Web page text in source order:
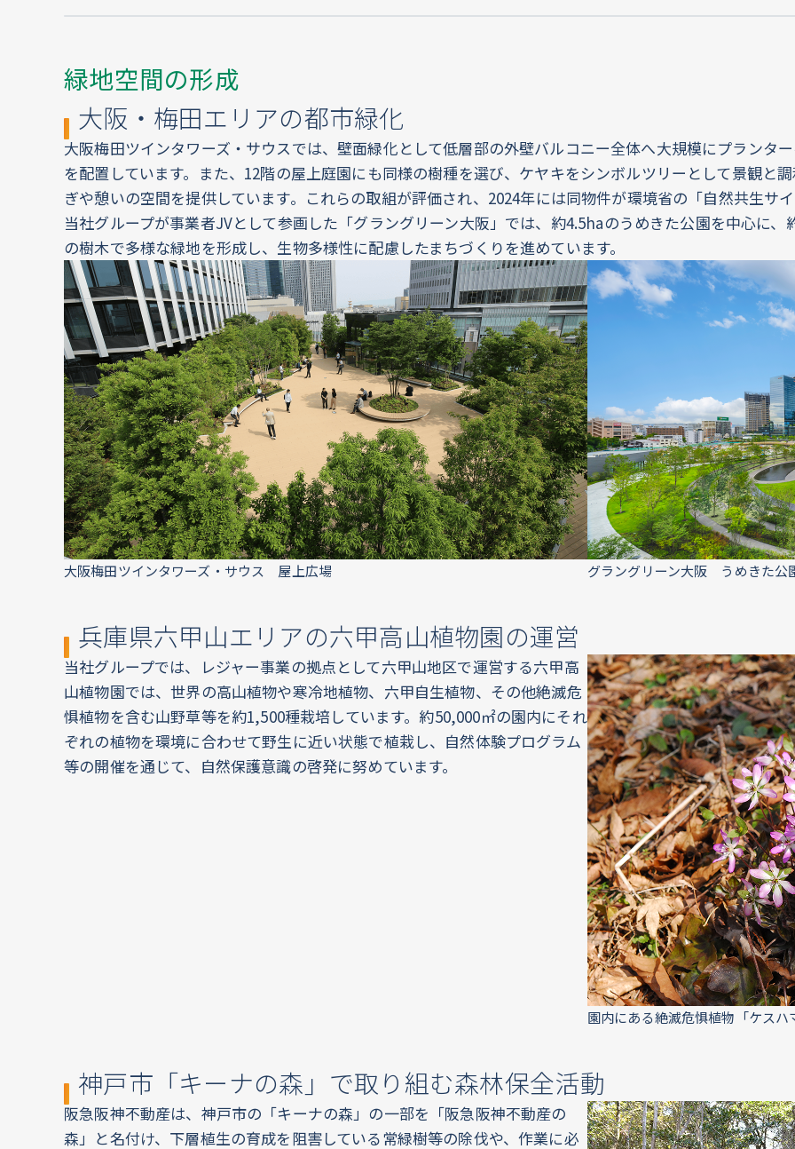
緑地空間の形成
大阪・梅田エリアの都市緑化
大阪梅田ツインタワーズ・サウスでは、壁面緑化として低層部の外壁バルコニー全体へ大規模にプランタ
を配置しています。また、12階の屋上庭園にも同様の樹種を選び、ケヤキをシンボルツリーとして景観と
ぎや憩いの空間を提供しています。これらの取組が評価され、2024年には同物件が環境省の「自然共生サ
当社グループが事業者JVとして参画した「グラングリーン大阪」では、約4.5haのうめきた公園を中心に
の樹木で多様な緑地を形成し、生物多様性に配慮したまちづくりを進めています。
大阪梅田ツインタワーズ・サウス 屋上広場 グラングリーン大阪 うめきた公
兵庫県六甲山エリアの六甲高山植物園の運営
当社グループでは、レジャー事業の拠点として六甲山地区で運営する六甲高
山植物園では、世界の高山植物や寒冷地植物、六甲自生植物、その他絶滅危
惧植物を含む山野草等を約1,500種栽培しています。約50,000㎡の園内にそれ
ぞれの植物を環境に合わせて野生に近い状態で植栽し、自然体験プログラム
等の開催を通じて、自然保護意識の啓発に努めています。
園内にある絶滅危惧植物「ケスハ
神戸市「キーナの森」で取り組む森林保全活動
阪急阪神不動産は、神戸市の「キーナの森」の一部を「阪急阪神不動産の
森」と名付け、下層植生の育成を阻害している常緑樹等の除伐や、作業に必